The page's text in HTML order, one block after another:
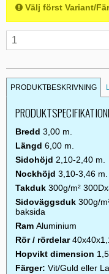
Välj först Variant/
PRODUKTBESKRIVNING
Bredd 3,00 m.
Längd 6,00 m.
Sidohöjd 2,10-2,40 m.
Nockhöjd 3,10-3,46 m.
Takduk 300g/m²
Sidoväggsduk 300g/
baksida
Ram Aluminium
Rör / rördelar
Hopvikt dimension
Färger: Vit/Guld eller